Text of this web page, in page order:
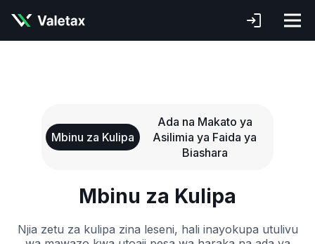
Mbinu za Kulipa
Ada na Makato ya
Asilimia ya Faida ya
Biashara
Mbinu za Kulipa
Njia zetu za kulipa zina leseni, hali inayokupa utulivu